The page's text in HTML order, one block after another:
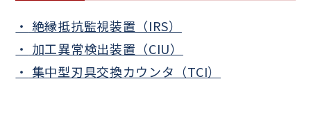
絶縁抵抗監視装置（IRS）
加工異常検出装置（CIU）
集中型刃具交換カウンタ（TCI）